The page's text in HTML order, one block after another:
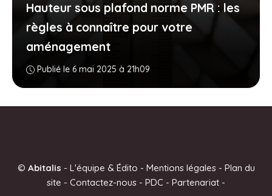
Hauteur sous plafond norme PMR : les
règles à connaître pour votre
aménagement
Publié le 6 mai 2025 à 21h09
© Abitalis - L'équipe & Édito - Mentions légales- Plan du
site - Contactez-nous - PDC - Partenariat -